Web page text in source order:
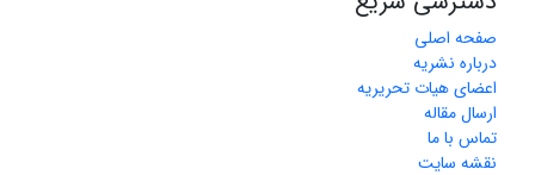
صفحه اصلی
درباره نشریه
اعضای هیات تحریریه
ارسال مقاله
تماس با ما
نقشه سایت